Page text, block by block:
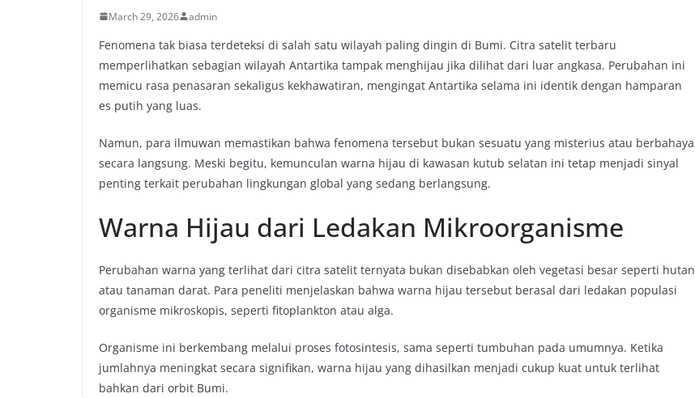
March 29, 2026 admin
Fenomena tak biasa terdeteksi di salah satu wilayah paling dingin di Bumi. Citra satelit terbaru
memperlihatkan sebagian wilayah Antartika tampak menghijau jika dilihat dari luar angkasa. Perubahan ini
memicu rasa penasaran sekaligus kekhawatiran, mengingat Antartika selama ini identik dengan hamparan
es putih yang luas.
Namun, para ilmuwan memastikan bahwa fenomena tersebut bukan sesuatu yang misterius atau berbahaya
secara langsung. Meski begitu, kemunculan warna hijau di kawasan kutub selatan ini tetap menjadi sinyal
penting terkait perubahan lingkungan global yang sedang berlangsung.
Warna Hijau dari Ledakan Mikroorganisme
Perubahan warna yang terlihat dari citra satelit ternyata bukan disebabkan oleh vegetasi besar seperti hutan
atau tanaman darat. Para peneliti menjelaskan bahwa warna hijau tersebut berasal dari ledakan populasi
organisme mikroskopis, seperti fitoplankton atau alga.
Organisme ini berkembang melalui proses fotosintesis, sama seperti tumbuhan pada umumnya. Ketika
jumlahnya meningkat secara signifikan, warna hijau yang dihasilkan menjadi cukup kuat untuk terlihat
bahkan dari orbit Bumi.